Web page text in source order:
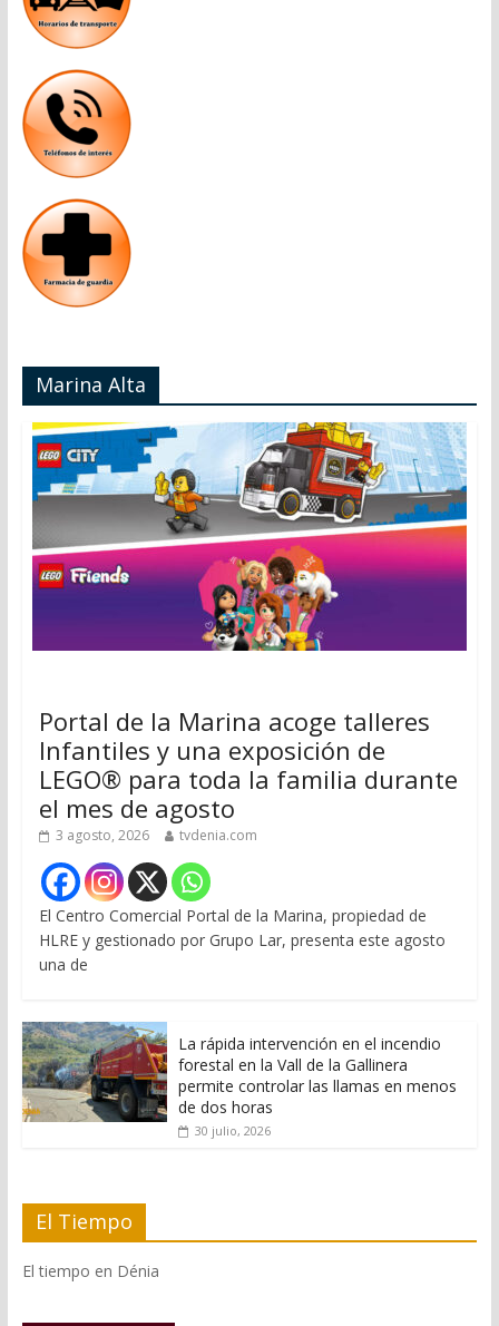
Marina Alta
Portal de la Marina acoge talleres
Infantiles y una exposición de
LEGO® para toda la familia durante
el mes de agosto
3 agosto, 2026 tvdenia.com
El Centro Comercial Portal de la Marina, propiedad de
HLRE y gestionado por Grupo Lar, presenta este agosto
una de
La rápida intervención en el incendio
forestal en la Vall de la Gallinera
permite controlar las llamas en menos
de dos horas
30 julio, 2026
El Tiempo
El tiempo en Dénia